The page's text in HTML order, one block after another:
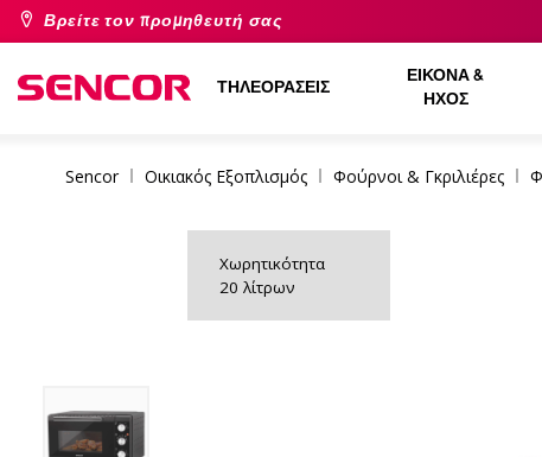
Βρείτε τον προμηθευτή σας
ΤΗΛΕΟΡΆΣΕΙΣ
ΕΙΚΌΝΑ &
ΉΧΟΣ
Sencor Οικιακός Εξοπλισμός Φούρνοι & Γκριλιέρες
Χωρητικότητα
20 λίτρων